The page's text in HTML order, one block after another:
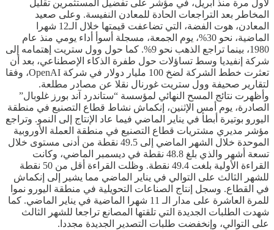
لأول مرة منذ أبريل، في مؤشر على تفضيل المستثمرين تقليل
المخاطر بعد التراجعات الحادة للمعادن النفيسة. وعلى صعيد
المعادن، هوت الفضة، التي تضاعفت قيمتها خلال الـ12 شهرا
الماضية، نحو 30%، يوم الجمعة، مسجلة أسوأ أداء يومي منذ عام
1980، بينما تراجع الذهب نحو 9%. كما حول وول ستريت إهتمامه إلى
شركة إنفيديا وسط تساؤلات حول طفرة الذكاء الإصطناعي، بعد أن
تعثرت خطط الشركة لضخ 100 مليار دولار في شركة OpenAI، وفقا
لتقارير صحيفة وول ستريت غورنال نقلا عن مصادر مطلعة.
وأظهرت نتائج المسح النهائي لمؤسسة “ستاندرد آند بورز غلوبال”
الصادرة، يوم أمس الإثنين، إنكماش نشاط قطاع التصنيع في منطقة
اليورو بوتيرة أبطأ في يناير الماضي فيما عاد الإنتاج إلى النمو. وتراجع
مؤشر مديري مشتريات قطاع التصنيع في منطقة العملة الأوروبية
الموحدة خلال الشهر الماضي إلى 49.5 نقطة من أدنى مستوى خلال
تسعة أشهر والذي بلغ 48.8 نقطة في ديسمبر الماضي، وكانت
القراءة الأولية بلغت 49.4 نقطة. وظلت القراءة أقل من 50 نقطة
للشهر الثالث على التوالي في يناير الماضي مما يشير إلى إنكماش
في القطاع. وسجل إنتاج الصناعات التحويلية في منطقة اليورو نموا
للمرة العاشرة على مدار الـ 11 شهرا الماضية في يناير الماضي. كما
شهدت الطلبات الجديدة التي تلقتها المصانع تراجعا للشهر الثالث
على التوالي، وإنخفضت طلبات التصدير الجديدة مجددا.